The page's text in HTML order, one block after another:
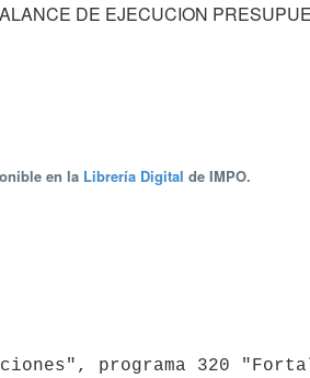
DE EJECUCION
en la Librería Digital de IMPO.